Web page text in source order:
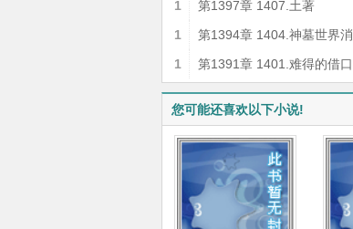
1 第1397章 1407.土著
1
第1394章 1404.神墓世界
1
第1391章 1401.难得的借口
您可能还喜欢以下小说!